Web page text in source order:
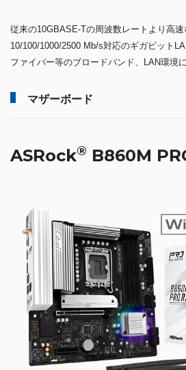
従来の10GBASE-Tの周波数レートより高速
10/100/1000/2500 Mb/s対応のギガビット
ファイバー等のブロードバンド、LAN環境
マザーボード
ASRock® B860M